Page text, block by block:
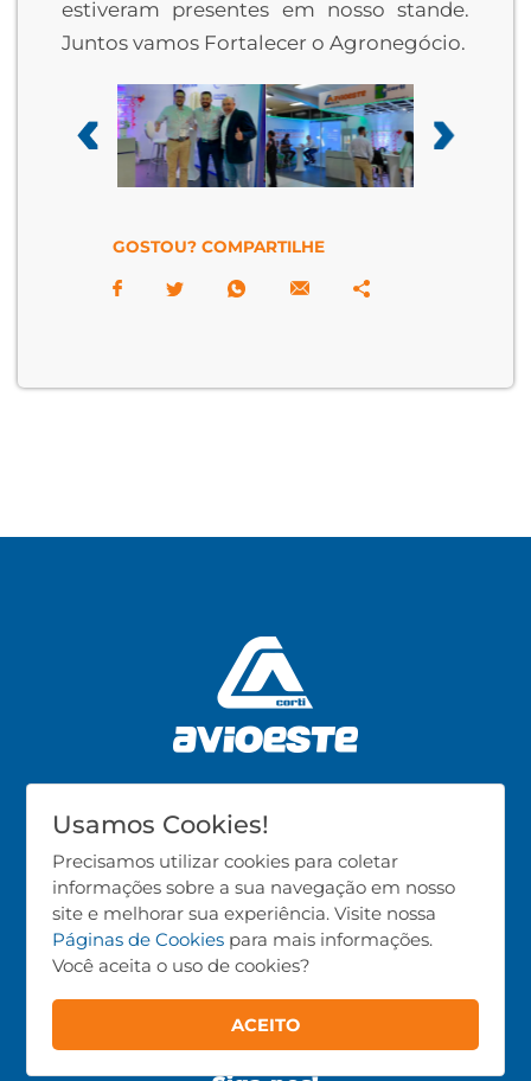
Usamos Cookies!
Precisamos utilizar cookies para coletar
informações sobre a sua navegação em nosso
site e melhorar sua experiência. Visite nossa
Páginas de Cookies para mais informações.
Você aceita o uso de cookies?
ACEITO
estiveram presentes em nosso stande.
Juntos vamos Fortalecer o Agronegócio.
GOSTOU? COMPARTILHE
CNPJ: 02.986.723/0001-37
Produtos
Avicultura
Suinocultura
Bovinocultura